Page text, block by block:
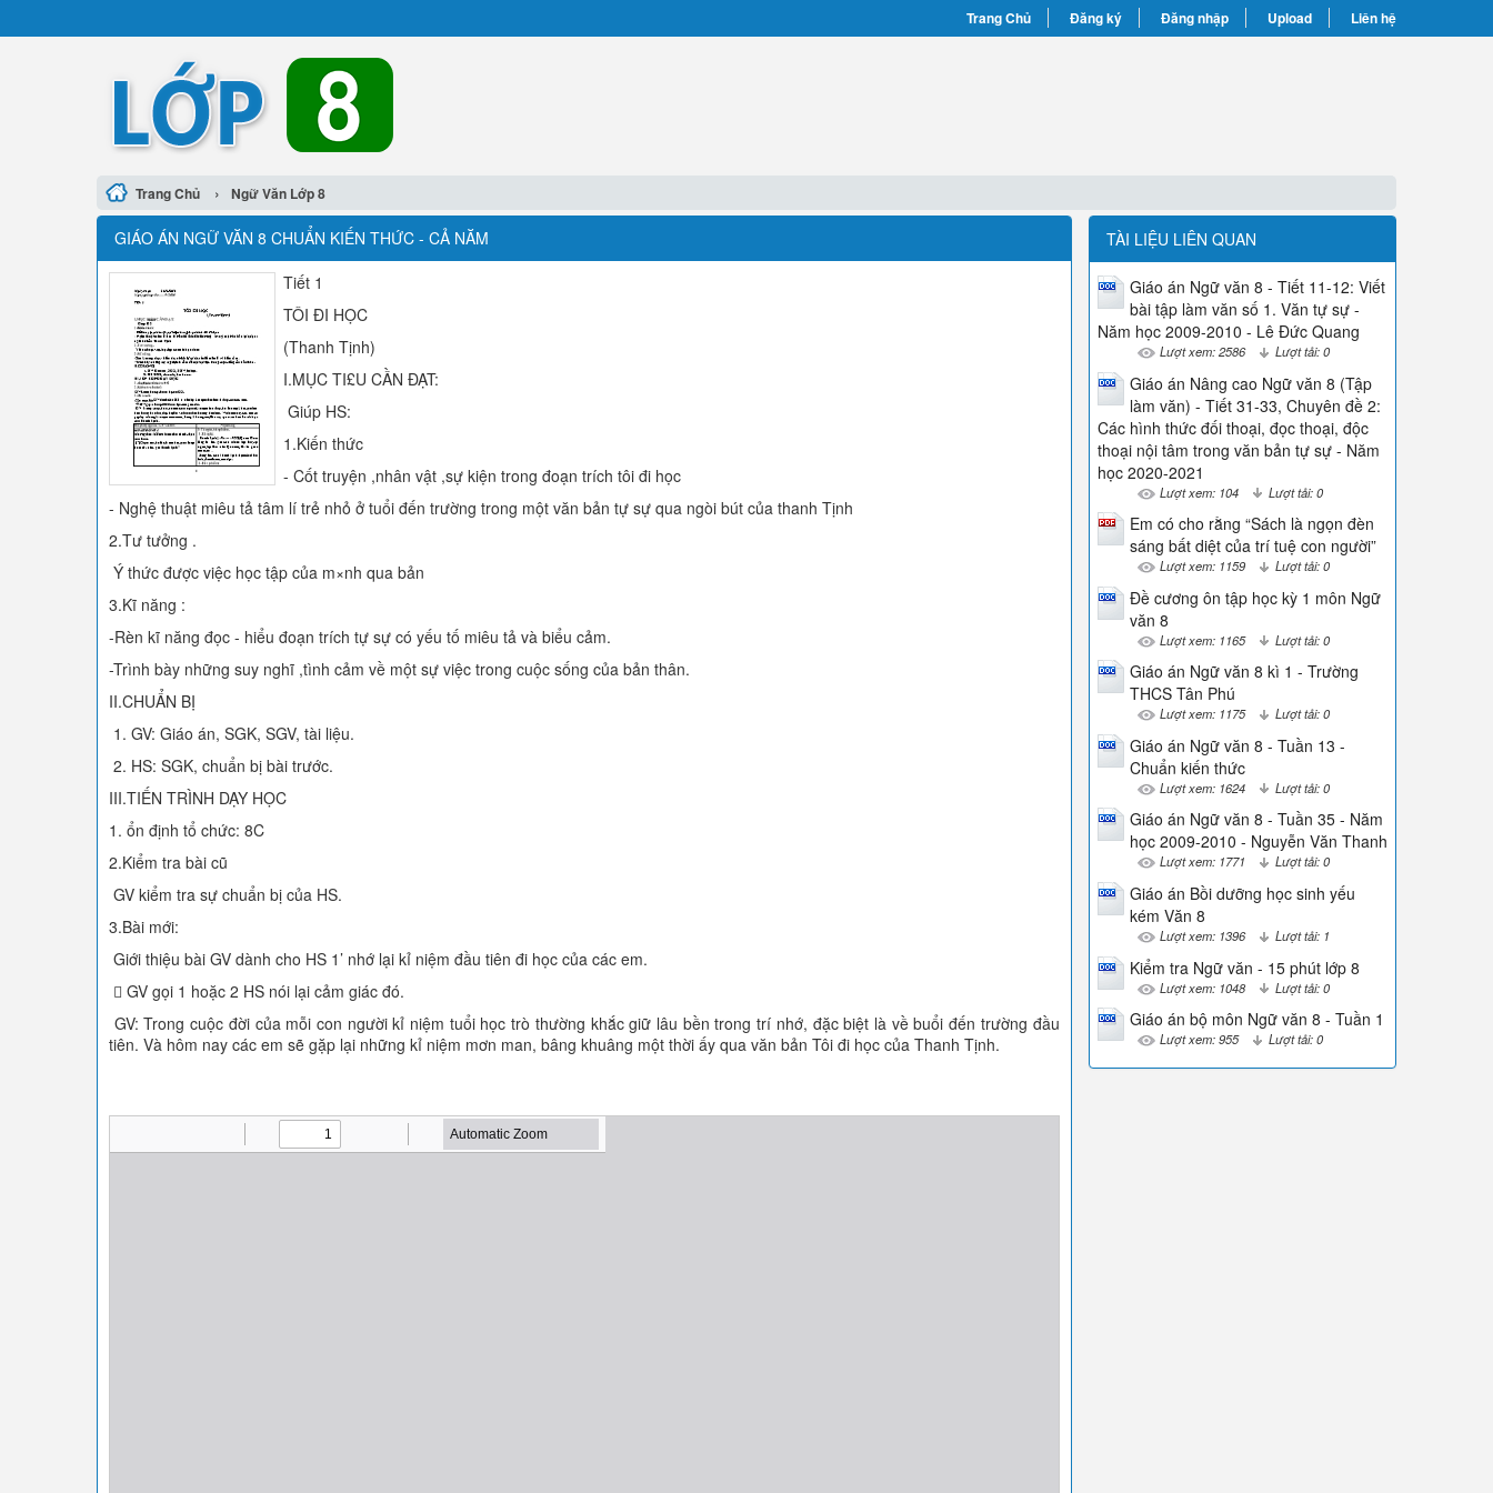
Trang Chủ Đăng ký Đăng nhập Upload Liên hệ
Trang Chủ › Ngữ Văn Lớp 8
GIÁO ÁN NGỮ VĂN 8 CHUẨN KIẾN THỨC - CẢ NĂM
Tiết 1
TÔI ĐI HỌC
(Thanh Tịnh)
I.MỤC TI£U CẦN ĐẠT:
Giúp HS:
1.Kiến thức
- Cốt truyện ,nhân vật ,sự kiện trong đoạn trích tôi đi học
- Nghệ thuật miêu tả tâm lí trẻ nhỏ ở tuổi đến trường trong một văn bản tự sự qua ngòi bút của thanh Tịnh
2.Tư tưởng .
Ý thức được việc học tập của m×nh qua bản
3.Kĩ năng :
-Rèn kĩ năng đọc - hiểu đoạn trích tự sự có yếu tố miêu tả và biểu cảm.
-Trình bày những suy nghĩ ,tình cảm về một sự việc trong cuộc sống của bản thân.
II.CHUẨN BỊ
1. GV: Giáo án, SGK, SGV, tài liệu.
2. HS: SGK, chuẩn bị bài trước.
III.TIẾN TRÌNH DẠY HỌC
1. ổn định tổ chức: 8C
2.Kiểm tra bài cũ
GV kiểm tra sự chuẩn bị của HS.
3.Bài mới:
Giới thiệu bài GV dành cho HS 1’ nhớ lại kỉ niệm đầu tiên đi học của các em.
 GV gọi 1 hoặc 2 HS nói lại cảm giác đó.
GV: Trong cuộc đời của mỗi con người kỉ niệm tuổi học trò thường khắc giữ lâu bền trong trí nhớ, đặc biệt là về buổi đến trường đầu
tiên. Và hôm nay các em sẽ gặp lại những kỉ niệm mơn man, bâng khuâng một thời ấy qua văn bản Tôi đi học của Thanh Tịnh.
TÀI LIỆU LIÊN QUAN
Giáo án Ngữ văn 8 - Tiết 11-12: Viết
bài tập làm văn số 1. Văn tự sự -
Năm học 2009-2010 - Lê Đức Quang
Lượt xem: 2586 Lượt tải: 0
Giáo án Nâng cao Ngữ văn 8 (Tập
làm văn) - Tiết 31-33, Chuyên đề 2:
Các hình thức đối thoại, đọc thoại, độc
thoại nội tâm trong văn bản tự sự - Năm
học 2020-2021
Lượt xem: 104 Lượt tải: 0
Em có cho rằng “Sách là ngọn đèn
sáng bất diệt của trí tuệ con người”
Lượt xem: 1159 Lượt tải: 0
Đề cương ôn tập học kỳ 1 môn Ngữ
văn 8
Lượt xem: 1165 Lượt tải: 0
Giáo án Ngữ văn 8 kì 1 - Trường
THCS Tân Phú
Lượt xem: 1175 Lượt tải: 0
Giáo án Ngữ văn 8 - Tuần 13 -
Chuẩn kiến thức
Lượt xem: 1624 Lượt tải: 0
Giáo án Ngữ văn 8 - Tuần 35 - Năm
học 2009-2010 - Nguyễn Văn Thanh
Lượt xem: 1771 Lượt tải: 0
Giáo án Bồi dưỡng học sinh yếu
kém Văn 8
Lượt xem: 1396 Lượt tải: 1
Kiểm tra Ngữ văn - 15 phút lớp 8
Lượt xem: 1048 Lượt tải: 0
Giáo án bộ môn Ngữ văn 8 - Tuần 1
Lượt xem: 955 Lượt tải: 0